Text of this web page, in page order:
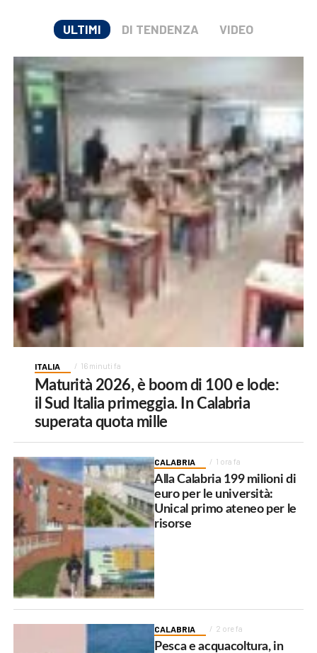
ULTIMI DI TENDENZA VIDEO
ITALIA 16 minuti fa
Maturità 2026, è boom di 100 e lode:
il Sud Italia primeggia. In Calabria
superata quota mille
CALABRIA 1 ora fa
Alla Calabria 199 milioni di
euro per le università:
Unical primo ateneo per le
risorse
CALABRIA 2 ore fa
Pesca e acquacoltura, in